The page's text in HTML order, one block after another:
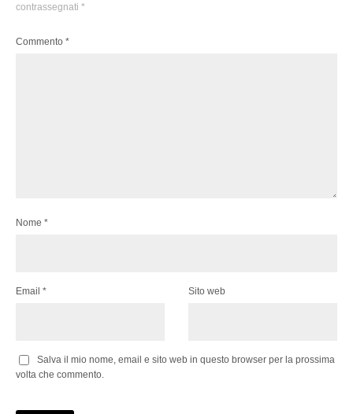
contrassegnati *
Commento *
Nome *
Email * Sito web
Salva il mio nome, email e sito web in questo browser per la prossima
volta che commento.